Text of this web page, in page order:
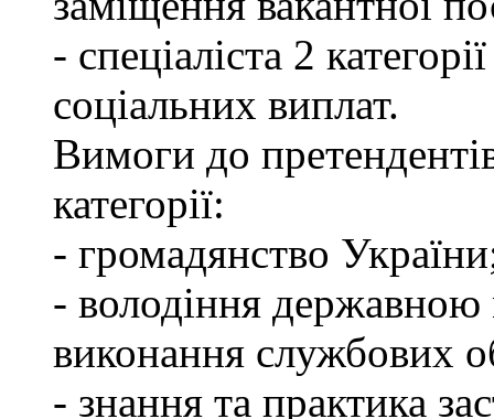
- спеціаліста 2
соціальних виплат.
Вимоги до
категорії:
- громадянство
- володіння державною
виконання службових
- знання та практика